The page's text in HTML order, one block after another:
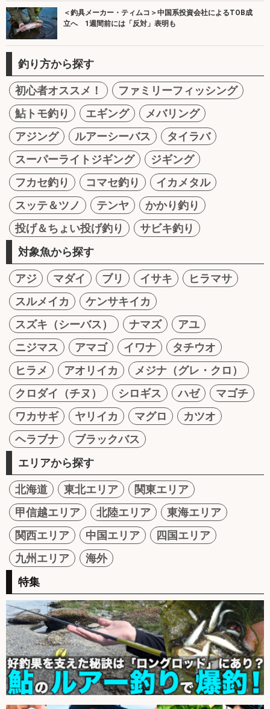
＜釣具メーカー・ティムコ＞中国系投資会社によるTOB成
立へ 1週間前には「反対」表明も
釣り方から探す
初心者オススメ！
ファミリーフィッシング
鮎トモ釣り
エギング
メバリング
アジング
ルアーシーバス
タイラバ
スーパーライトジギング
ジギング
フカセ釣り
コマセ釣り
イカメタル
スッテ＆ツノ
テンヤ
かかり釣り
投げ＆ちょい投げ釣り
サビキ釣り
対象魚から探す
アジ マダイ ブリ イサキ
ヒラマサ
スルメイカ
ケンサキイカ
スズキ（シーバス）
ナマズ
アユ
ニジマス
アマゴ イワナ
タチウオ
ヒラメ
アオリイカ
メジナ（グレ・クロ）
クロダイ（チヌ）
シロギス ハゼ
マゴチ
ワカサギ
ヤリイカ マグロ
カツオ
ヘラブナ
ブラックバス
エリアから探す
北海道 東北エリア
関東エリア
甲信越エリア
北陸エリア
東海エリア
関西エリア
中国エリア
四国エリア
九州エリア
海外
特集